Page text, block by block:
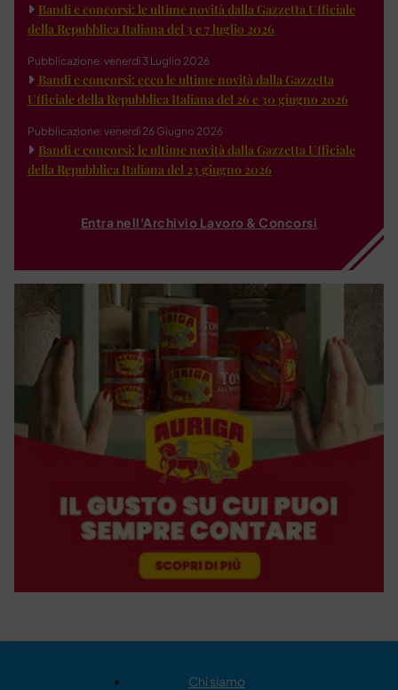
Bandi e concorsi: le ultime novità dalla Gazzetta Ufficiale
della Repubblica Italiana del 3 e 7 luglio 2026
Pubblicazione: venerdì 3 Luglio 2026
Bandi e concorsi: ecco le ultime novità dalla Gazzetta
Ufficiale della Repubblica Italiana del 26 e 30 giugno 2026
Pubblicazione: venerdì 26 Giugno 2026
Bandi e concorsi: le ultime novità dalla Gazzetta Ufficiale
della Repubblica Italiana del 23 giugno 2026
Entra nell'Archivio Lavoro & Concorsi
Chi siamo